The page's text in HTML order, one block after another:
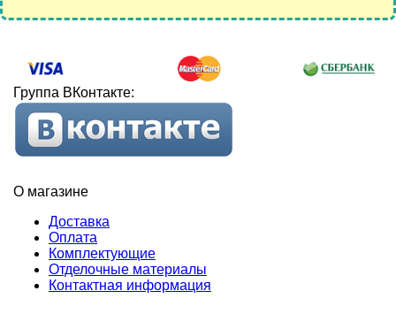
Группа ВКонтакте:
О магазине
Доставка
Оплата
Комплектующие
Отделочные материалы
Контактная информация